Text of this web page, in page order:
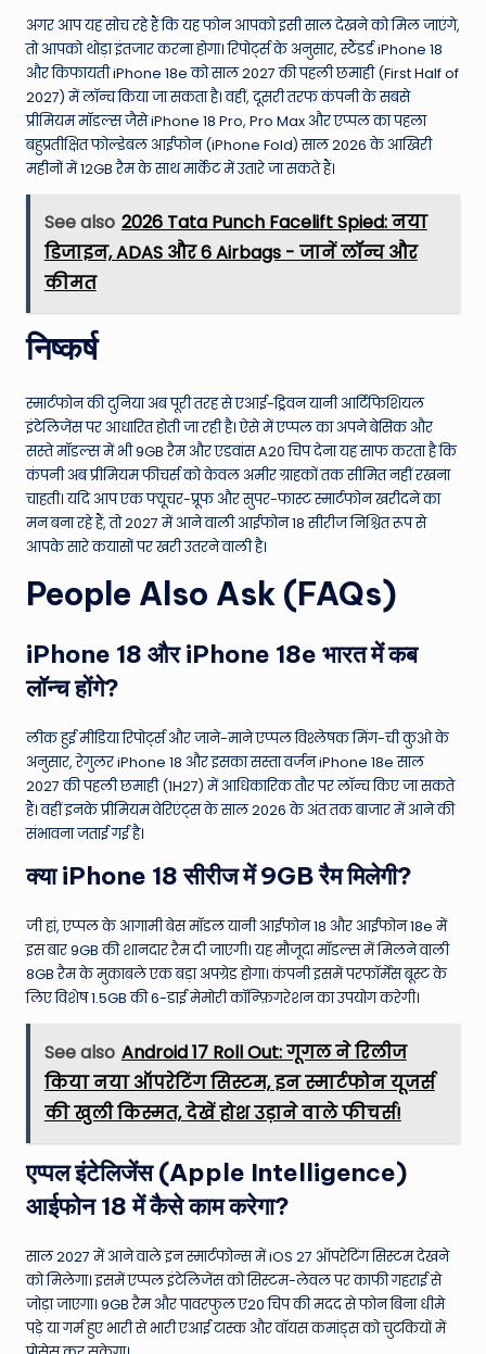
अगर आप यह सोच रहे हैं कि यह फोन आपको इसी साल देखने को मिल जाएंगे,
तो आपको थोड़ा इंतजार करना होगा। रिपोर्ट्स के अनुसार, स्टैंडर्ड iPhone 18
और किफायती iPhone 18e को साल 2027 की पहली छमाही (First Half of
2027) में लॉन्च किया जा सकता है। वहीं, दूसरी तरफ कंपनी के सबसे
प्रीमियम मॉडल्स जैसे iPhone 18 Pro, Pro Max और एप्पल का पहला
बहुप्रतीक्षित फोल्डेबल आईफोन (iPhone Fold) साल 2026 के आखिरी
महीनों में 12GB रैम के साथ मार्केट में उतारे जा सकते हैं।
See also 2026 Tata Punch Facelift Spied: नया
डिजाइन, ADAS और 6 Airbags - जानें लॉन्च और
कीमत
निष्कर्ष
स्मार्टफोन की दुनिया अब पूरी तरह से एआई-ड्रिवन यानी आर्टिफिशियल
इंटेलिजेंस पर आधारित होती जा रही है। ऐसे में एप्पल का अपने बेसिक और
सस्ते मॉडल्स में भी 9GB रैम और एडवांस A20 चिप देना यह साफ करता है कि
कंपनी अब प्रीमियम फीचर्स को केवल अमीर ग्राहकों तक सीमित नहीं रखना
चाहती। यदि आप एक फ्यूचर-प्रूफ और सुपर-फास्ट स्मार्टफोन खरीदने का
मन बना रहे हैं, तो 2027 में आने वाली आईफोन 18 सीरीज निश्चित रूप से
आपके सारे कयासों पर खरी उतरने वाली है।
People Also Ask (FAQs)
iPhone 18 और iPhone 18e भारत में कब
लॉन्च होंगे?
लीक हुई मीडिया रिपोर्ट्स और जाने-माने एप्पल विश्लेषक मिंग-ची कुओ के
अनुसार, रेगुलर iPhone 18 और इसका सस्ता वर्जन iPhone 18e साल
2027 की पहली छमाही (1H27) में आधिकारिक तौर पर लॉन्च किए जा सकते
हैं। वहीं इनके प्रीमियम वेरिएंट्स के साल 2026 के अंत तक बाजार में आने की
संभावना जताई गई है।
क्या iPhone 18 सीरीज में 9GB रैम मिलेगी?
जी हां, एप्पल के आगामी बेस मॉडल यानी आईफोन 18 और आईफोन 18e में
इस बार 9GB की शानदार रैम दी जाएगी। यह मौजूदा मॉडल्स में मिलने वाली
8GB रैम के मुकाबले एक बड़ा अपग्रेड होगा। कंपनी इसमें परफॉर्मेंस बूस्ट के
लिए विशेष 1.5GB की 6-डाई मेमोरी कॉन्फ़िगरेशन का उपयोग करेगी।
See also Android 17 Roll Out: गूगल ने रिलीज
किया नया ऑपरेटिंग सिस्टम, इन स्मार्टफोन यूजर्स
की खुली किस्मत, देखें होश उड़ाने वाले फीचर्स!
एप्पल इंटेलिजेंस (Apple Intelligence)
आईफोन 18 में कैसे काम करेगा?
साल 2027 में आने वाले इन स्मार्टफोन्स में iOS 27 ऑपरेटिंग सिस्टम देखने
को मिलेगा। इसमें एप्पल इंटेलिजेंस को सिस्टम-लेवल पर काफी गहराई से
जोड़ा जाएगा। 9GB रैम और पावरफुल ए20 चिप की मदद से फोन बिना धीमे
पड़े या गर्म हुए भारी से भारी एआई टास्क और वॉयस कमांड्स को चुटकियों में